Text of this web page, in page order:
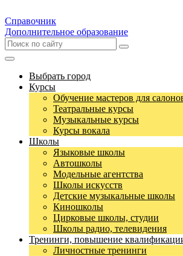
Справочник
Дополнительное образование
Выбрать город
Курсы
Обучение мастеров для
Театральные курсы
Музыкальные курсы
Курсы вокала
Школы
Языковые школы
Автошколы
Модельные агентства
Школы искусств
Детские музыкальные школы
Киношколы
Цирковые школы, студии
Школы радио, телевидения
Тренинги, повышение
Личностные тренинги